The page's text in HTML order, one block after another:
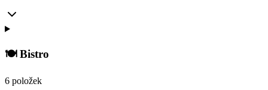
🍽️ Bistro
6 položek